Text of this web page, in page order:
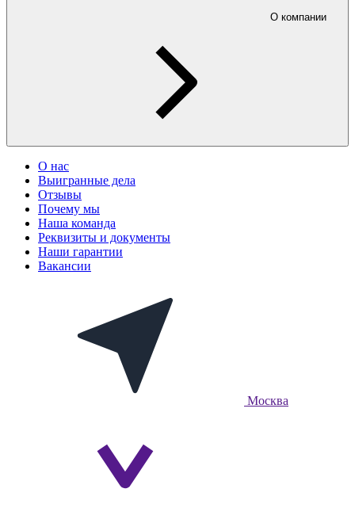
О компании
О нас
Выигранные дела
Отзывы
Почему мы
Наша команда
Реквизиты и документы
Наши гарантии
Вакансии
Москва